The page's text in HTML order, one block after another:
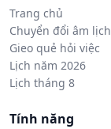
Trang chủ
Chuyển đổi âm lịch
Gieo quẻ hỏi việc
Lịch năm 2026
Lịch tháng 8
Tính năng